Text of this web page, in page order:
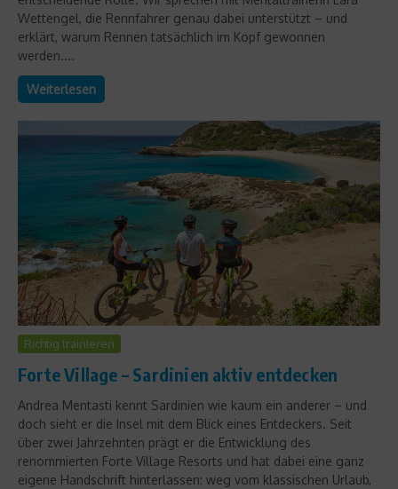
Wettengel, die Rennfahrer genau dabei unterstützt – und
erklärt, warum Rennen tatsächlich im Kopf gewonnen
werden....
Weiterlesen
Richtig trainieren
Forte Village – Sardinien aktiv entdecken
Andrea Mentasti kennt Sardinien wie kaum ein anderer – und
doch sieht er die Insel mit dem Blick eines Entdeckers. Seit
über zwei Jahrzehnten prägt er die Entwicklung des
renommierten Forte Village Resorts und hat dabei eine ganz
eigene Handschrift hinterlassen: weg vom klassischen Urlaub,